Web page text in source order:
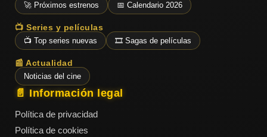
🚀 Próximos estrenos 📅 Calendario 2026
📺 Series y películas
📺 Top series nuevas 🎞️ Sagas de películas
📰 Actualidad
Noticias del cine
📄 Información legal
Política de privacidad
Política de cookies